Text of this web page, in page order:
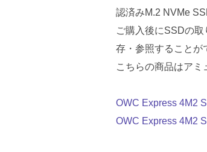
認済みM.2 NVMe
ご購入後にSSDの
存・参照することが
こちらの商品はアミ
OWC Express 4M2
OWC Express 4M2